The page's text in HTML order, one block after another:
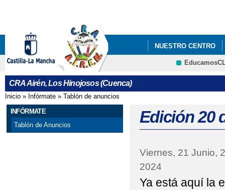
NUESTRO CENTRO
DÍA DE LA
MODIFICACIÓN DE
CRA Airén, Los Hinojosos (Cuenca)
Se encuentra usted aquí
Inicio » Infórmate » Tablón de anuncios
INFÓRMATE
Tablón de Anuncios
Edición 20
Viernes, 21 Junio,
2024
Ya está aquí la